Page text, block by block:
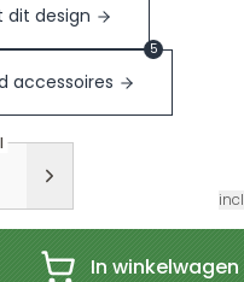
dit design
accessoires
5
In winkelwagen